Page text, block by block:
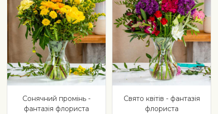
Сонячний промінь -
фантазія флориста
Свято квітів - фантазія
флориста